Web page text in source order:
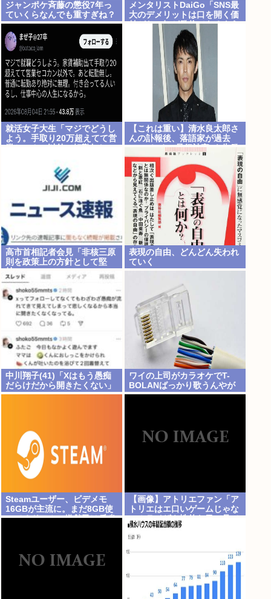
ジャンポケ斉藤の懲役7年っ
ていくらなんでも重すぎね？
メンタリストDaiGo「SNS最
大のデメリットは口を開く価
値がない奴が発信できるよう
になったこと」
就活女子大生「マジでどうし
よう。手取り20万超えてて営
【これは重い】清水良太郎さ
んの訃報後、落語家が過去
の“いじめ・暴行被害”を告発
高市首相記者会見「非核三原
則を政策上の方針として堅
持」
表現の自由、どんどん失われ
ていく
中川翔子(41)「Xはもう愚痴
だらけだから開きたくない」
ワイの上司がカラオケでT-
BOLANばっかり歌うんやが
Steamユーザー、ビデメモ
16GBが主流に。まだ8GB使
ってるドアホの嫌儲民は反省
【画像】アトリエファン「ア
トリエはエ口いゲームじゃな
い！ライザを性的な目で見て
る奴はにわか！」